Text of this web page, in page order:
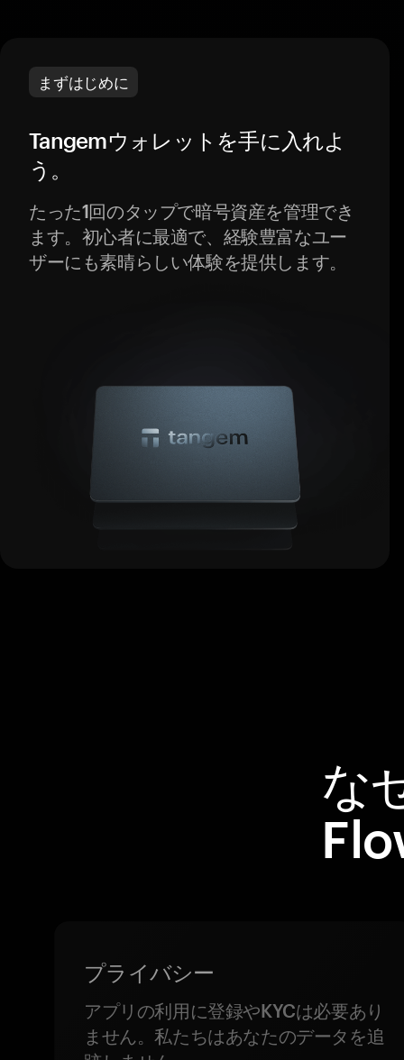
まずはじめに
Tangemウォレットを手に入れよ
う。
たった1回のタップで暗号資産を管理でき
ます。初心者に最適で、経験豊富なユー
ザーにも素晴らしい体験を提供します。
な
プライバシー
アプリの利用に登録やKYCは必要あり
ません。私たちはあなたのデータを追